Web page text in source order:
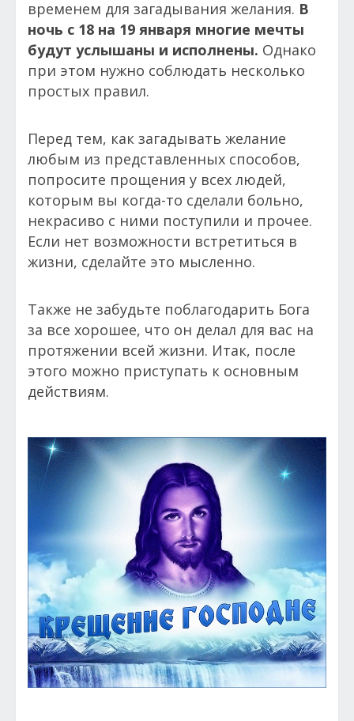
временем для загадывания желания. В
ночь с 18 на 19 января многие мечты
будут услышаны и исполнены. Однако
при этом нужно соблюдать несколько
простых правил.
Перед тем, как загадывать желание
любым из представленных способов,
попросите прощения у всех людей,
которым вы когда-то сделали больно,
некрасиво с ними поступили и прочее.
Если нет возможности встретиться в
жизни, сделайте это мысленно.
Также не забудьте поблагодарить Бога
за все хорошее, что он делал для вас на
протяжении всей жизни. Итак, после
этого можно приступать к основным
действиям.